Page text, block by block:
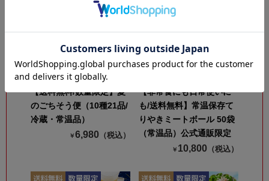
【送料無料/数量限定】夏
のごちそう便（10種21品/
冷蔵・常温品）
￥6,980 （税込）
【非常食にも日常使いに
も/送料無料】常温保存て
りやきミートボール 50袋
（常温品）公式通販限定
￥ 10,800 （税込）